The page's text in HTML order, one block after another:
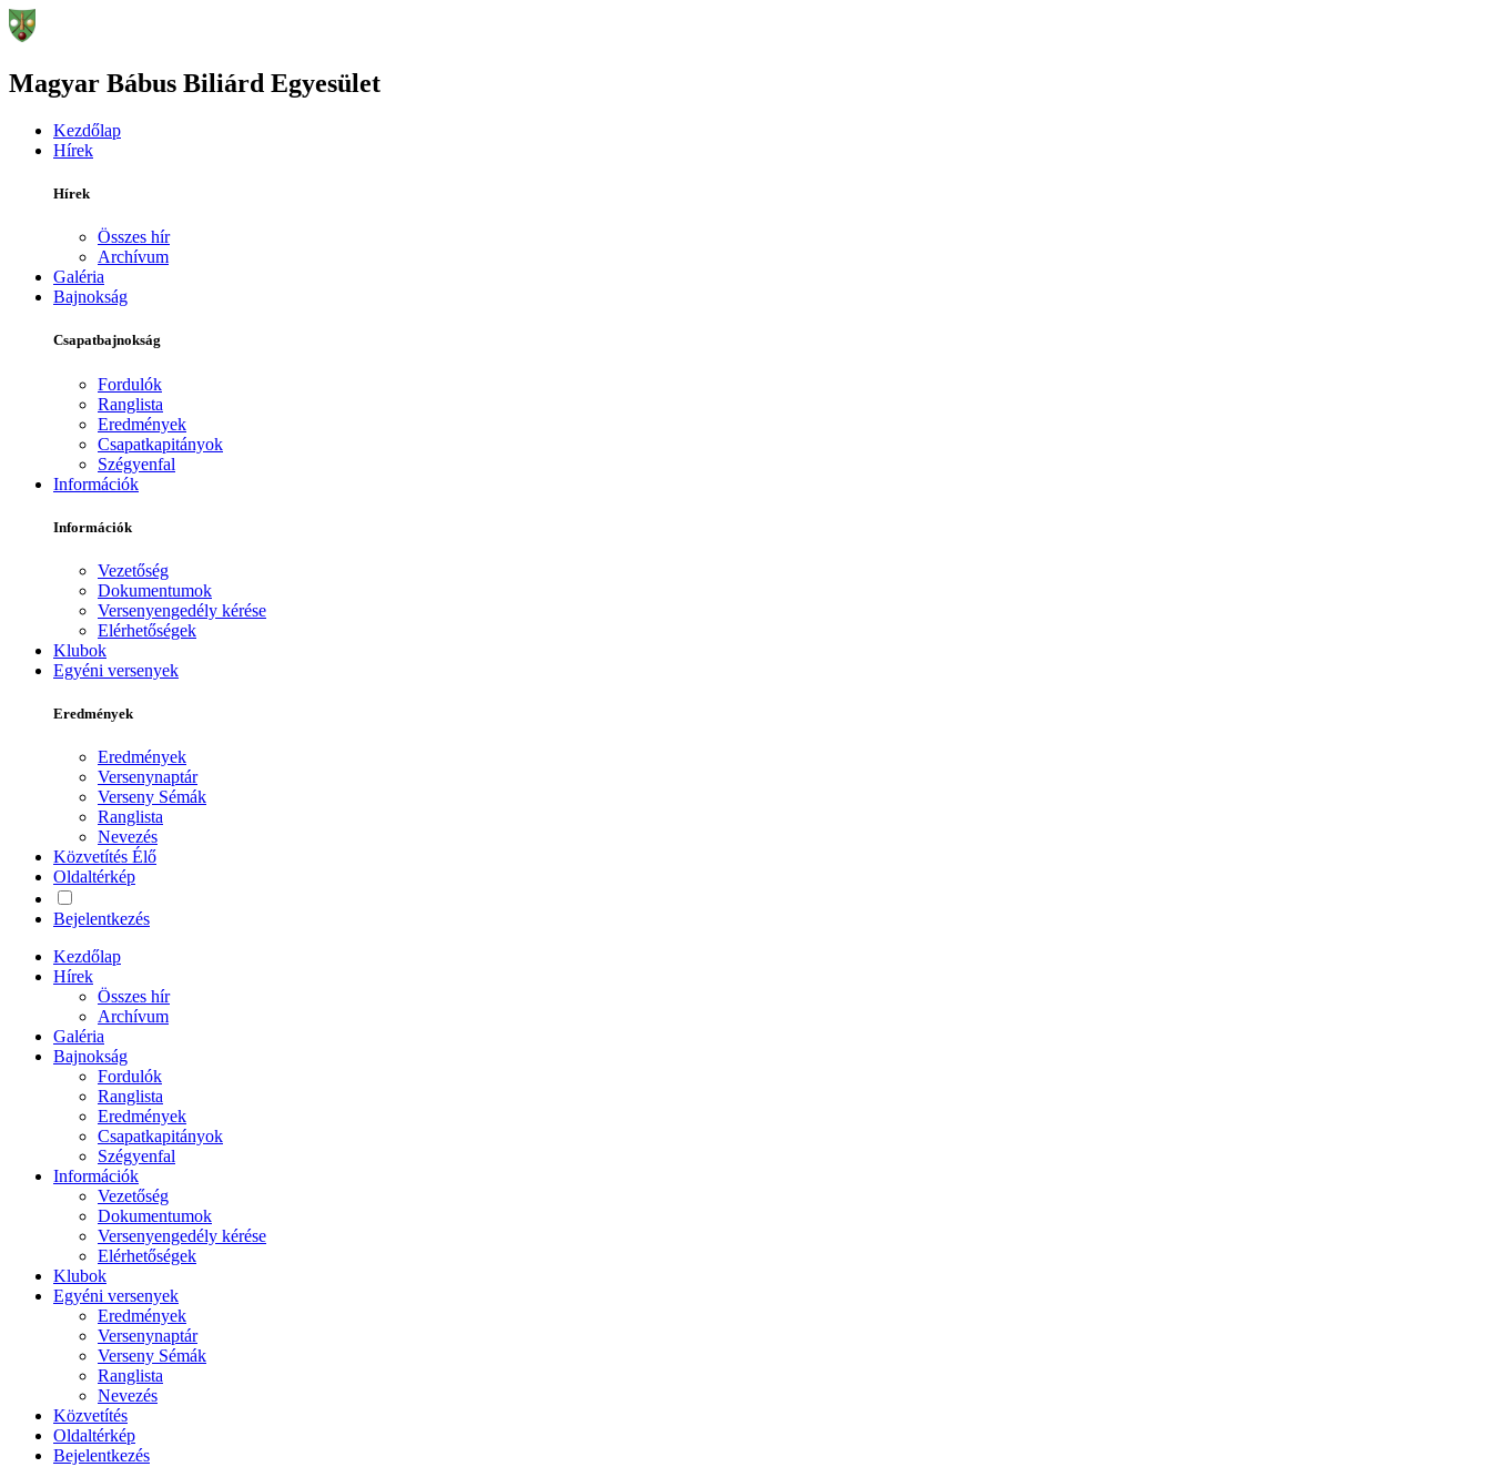
Magyar Bábus Biliárd Egyesület
Kezdőlap
Hírek
Hírek
Összes hír
Archívum
Galéria
Bajnokság
Csapatbajnokság
Fordulók
Ranglista
Eredmények
Csapatkapitányok
Szégyenfal
Információk
Információk
Vezetőség
Dokumentumok
Versenyengedély kérése
Elérhetőségek
Klubok
Egyéni versenyek
Eredmények
Eredmények
Versenynaptár
Verseny Sémák
Ranglista
Nevezés
Közvetítés Élő
Oldaltérkép
Bejelentkezés
Kezdőlap
Hírek
Összes hír
Archívum
Galéria
Bajnokság
Fordulók
Ranglista
Eredmények
Csapatkapitányok
Szégyenfal
Információk
Vezetőség
Dokumentumok
Versenyengedély kérése
Elérhetőségek
Klubok
Egyéni versenyek
Eredmények
Versenynaptár
Verseny Sémák
Ranglista
Nevezés
Közvetítés
Oldaltérkép
Bejelentkezés